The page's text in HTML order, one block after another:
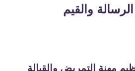
الرسالة والقيم
مهنة التمريض والقبالة